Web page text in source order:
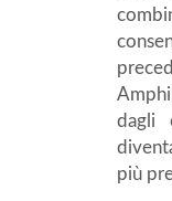
dagli
più